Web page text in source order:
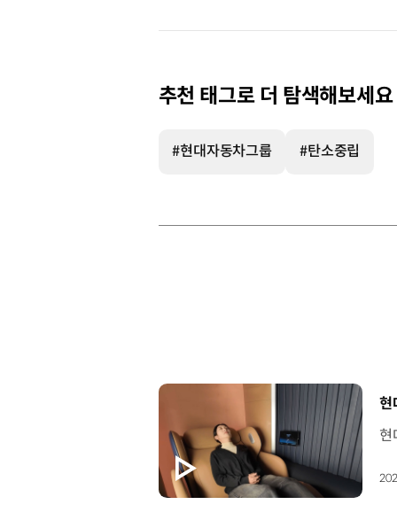
추천 태그로 더 탐색해보세요
#현대자동차그룹 #탄소중립
[
현